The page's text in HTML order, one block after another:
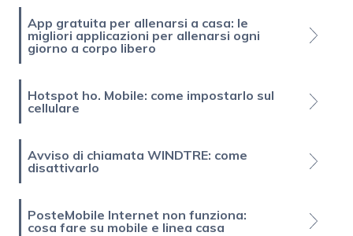
App gratuita per allenarsi a casa: le
migliori applicazioni per allenarsi ogni
giorno a corpo libero
Hotspot ho. Mobile: come impostarlo sul
cellulare
Avviso di chiamata WINDTRE: come
disattivarlo
PosteMobile Internet non funziona:
cosa fare su mobile e linea casa